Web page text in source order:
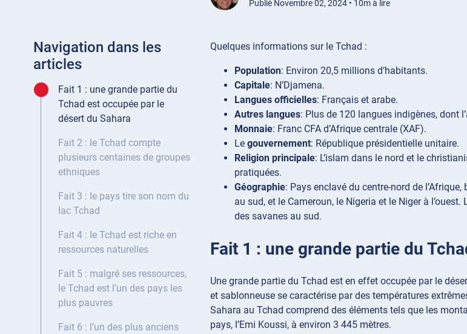
Publié Novembre 02, 2024 • 10m à lire
Navigation dans les
articles
Fait 1 : une grande partie du
Tchad est occupée par le
désert du Sahara
Fait 2 : le Tchad compte
plusieurs centaines de groupes
ethniques
Fait 3 : le pays tire son nom du
lac Tchad
Fait 4 : le Tchad est riche en
ressources naturelles
Fait 5 : malgré ses ressources,
le Tchad est l’un des pays les
plus pauvres
Fait 6 : l’un des plus anciens
Quelques informations sur le Tchad :
Population: Environ 20,5 millions d’habitants.
Capitale: N’Djamena.
Langues officielles: Français et arabe.
Autres langues: Plus de 120 langues indigènes, dont
Monnaie: Franc CFA d’Afrique centrale (XAF).
Le gouvernement: République présidentielle unitaire.
Religion principale: L’islam dans le nord et le
pratiquées.
Géographie: Pays enclavé du centre-nord de
au sud, et le Cameroun, le Nigeria et le Niger à
des savanes au sud.
Fait 1 : une grande partie du
Une grande partie du Tchad est en effet occupée par le
et sablonneuse se caractérise par des températures
Sahara au Tchad comprend des éléments tels que les
pays, l’Emi Koussi, à environ 3 445 mètres.